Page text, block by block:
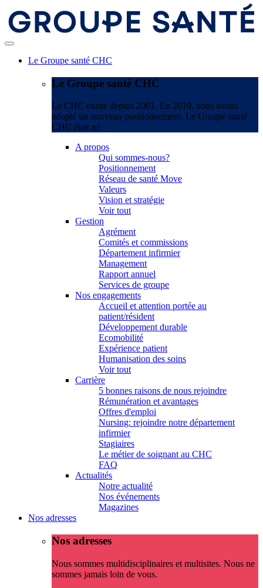
Le Groupe santé CHC
Le Groupe santé CHC
Le CHC existe depuis 2001. En 2019, nous avons
adopté un nouveau positionnement. Le Groupe santé
CHC était né.
A propos
Qui sommes-nous?
Positionnement
Réseau de santé Move
Valeurs
Vision et stratégie
Voir tout
Gestion
Agrément
Comités et commissions
Département infirmier
Management
Rapport annuel
Services de groupe
Nos engagements
Accueil et attention portée au
patient/résident
Développement durable
Ecomobilité
Expérience patient
Humanisation des soins
Voir tout
Carrière
5 bonnes raisons de nous rejoindre
Rémunération et avantages
Offres d'emploi
Nursing: rejoindre notre département
infirmier
Stagiaires
Le métier de soignant au CHC
FAQ
Actualités
Notre actualité
Nos événements
Magazines
Nos adresses
Nos adresses
Nous sommes multidisciplinaires et multisites. Nous ne
sommes jamais loin de vous.